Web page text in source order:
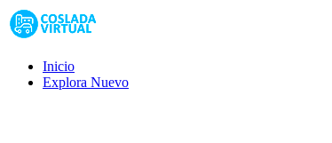
Inicio
Explora Nuevo